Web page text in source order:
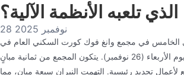
الذي تلعبه الأنظمة الآلية؟
28 نوفمبر 2025
الخامس في مجمع وانغ فوك كورت السكني العام في
تاي بو بهونغ كونغ، يوم الأربعاء (26 نوفمبر). يتكون المجمع من ثمانية مبانٍ
تخضع لأعمال تجديد رئيسية. التهمت النيران سبعة مبانٍ، مما